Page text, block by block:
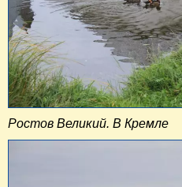
Ростов Великий. В Кремле